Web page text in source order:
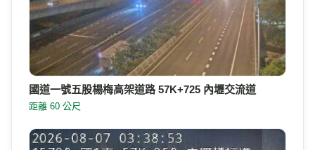
國道一號五股楊梅高架道路 57K+725 內壢交流道
距離 60 公尺